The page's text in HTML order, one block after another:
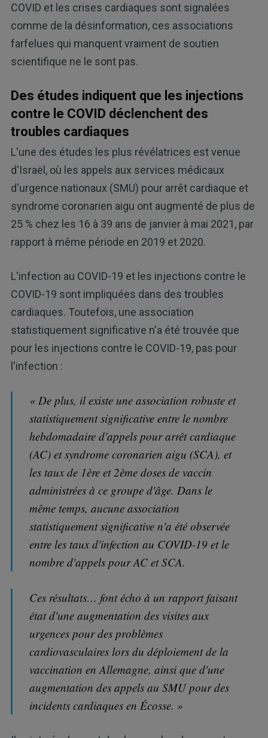
COVID et les crises cardiaques sont signalées
comme de la désinformation, ces associations
farfelues qui manquent vraiment de soutien
scientifique ne le sont pas.
Des études indiquent que les injections
contre le COVID déclenchent des
troubles cardiaques
L'une des études les plus révélatrices est venue
d'Israël, où les appels aux services médicaux
d'urgence nationaux (SMU) pour arrêt cardiaque et
syndrome coronarien aigu ont augmenté de plus de
25 % chez les 16 à 39 ans de janvier à mai 2021, par
rapport à même période en 2019 et 2020.
L'infection au COVID-19 et les injections contre le
COVID-19 sont impliquées dans des troubles
cardiaques. Toutefois, une association
statistiquement significative n'a été trouvée que
pour les injections contre le COVID-19, pas pour
l'infection :
« De plus, il existe une association robuste et
statistiquement significative entre le nombre
hebdomadaire d'appels pour arrêt cardiaque
(AC) et syndrome coronarien aigu (SCA), et
les taux de 1ère et 2ème doses de vaccin
administrées à ce groupe d'âge. Dans le
même temps, aucune association
statistiquement significative n'a été observée
entre les taux d'infection au COVID-19 et le
nombre d'appels pour AC et SCA.
Ces résultats… font écho à un rapport faisant
état d'une augmentation des visites aux
urgences pour des problèmes
cardiovasculaires lors du déploiement de la
vaccination en Allemagne, ainsi que d'une
augmentation des appels au SMU pour des
incidents cardiaques en Écosse. »